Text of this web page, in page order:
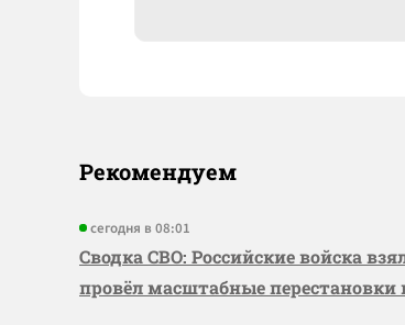
Рекомендуем
сегодня в 08:01
Сводка СВО: Российские войска
провёл масштабные